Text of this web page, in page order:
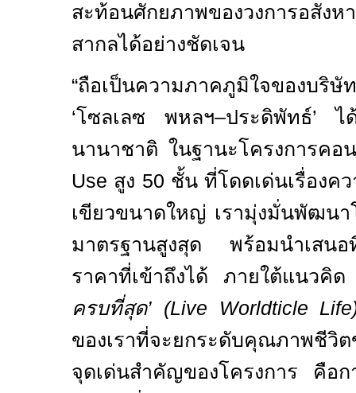
สะท้อนศักยภาพของวงการอสังห
สากลได้อย่างชัดเจน
“ถือเป็นความภาคภูมิใจของบริ
‘โซลเลซ พหลฯ–ประดิพัทธ์’ ไ
นานาชาติ ในฐานะโครงการค
Use สูง 50 ชั้น ที่โดดเด่นเรื่องค
เขียวขนาดใหญ่ เรามุ่งมั่นพัฒน
มาตรฐานสูงสุด พร้อมนำเสน
ราคาที่เข้าถึงได้ ภายใต้แนวคิ
ครบที่สุด’ (Live Worldticle
ของเราที่จะยกระดับคุณภาพชีวิ
จุดเด่นสำคัญของโครงการ คือก